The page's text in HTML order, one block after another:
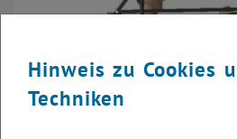
Hinweis zu Cookies
Techniken